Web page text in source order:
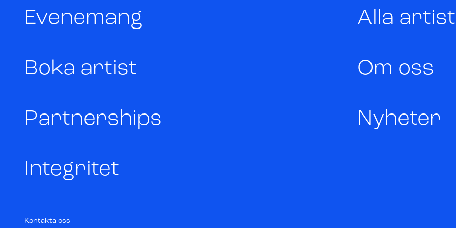
Evenemang Alla
Boka artist Om oss
Partnerships Nyheter
Integritet
Kontakta oss